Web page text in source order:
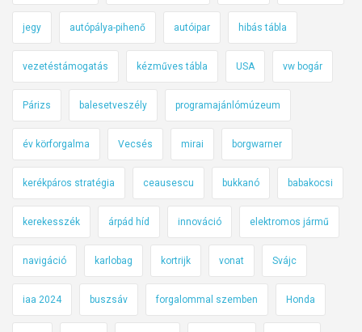
jegy autópálya-pihenő autóipar hibás tábla
vezetéstámogatás kézműves tábla USA vw bogár
Párizs balesetveszély programajánlómúzeum
év körforgalma Vecsés mirai borgwarner
kerékpáros stratégia ceausescu bukkanó babakocsi
kerekesszék árpád híd innováció elektromos jármű
navigáció karlobag kortrijk vonat Svájc
iaa 2024 buszsáv forgalommal szemben Honda